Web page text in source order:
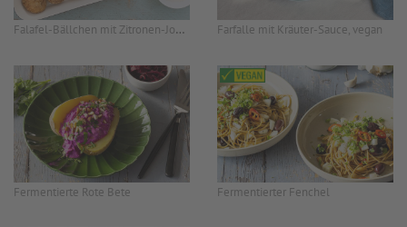
Falafel-Bällchen mit Zitronen-Joghurt-Dip Farfalle mit Kräuter-Sauce, vegan
Fermentierte Rote Bete Fermentierter Fenchel